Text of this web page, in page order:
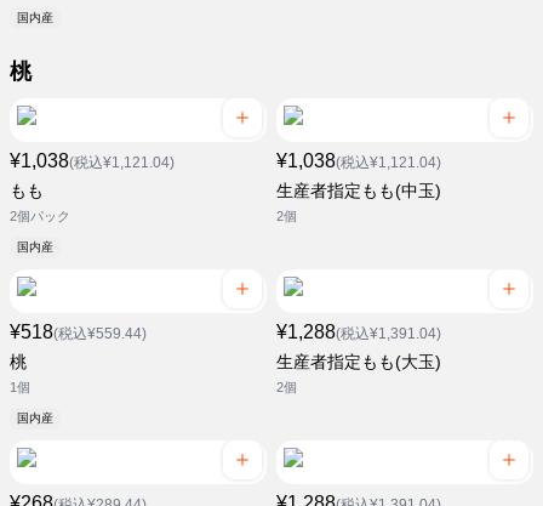
国内産
桃
¥1,038(税込¥1,121.04)
もも
2個パック
国内産
¥1,038(税込¥1,121.04)
生産者指定もも(中玉)
2個
¥518(税込¥559.44)
桃
1個
国内産
¥1,288(税込¥1,391.04)
生産者指定もも(大玉)
2個